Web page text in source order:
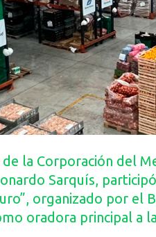
la Corporación del
Sarquís,
organizado por el
oradora principal a